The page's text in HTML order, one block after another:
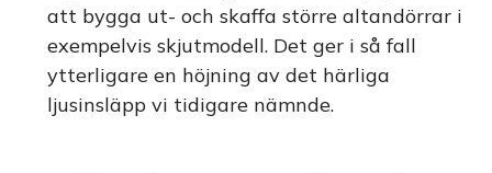
att bygga ut- och skaffa större altandörrar i
exempelvis skjutmodell. Det ger i så fall
ytterligare en höjning av det härliga
ljusinsläpp vi tidigare nämnde.